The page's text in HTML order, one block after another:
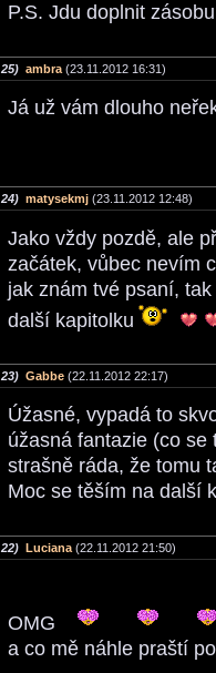
P.S. Jdu doplnit
25) ambra (23.11.2012 16:31)
Já už vám dlouho
24) matysekmj (23.11.2012 12:48)
Jako vždy pozdě, ale
začátek, vůbec nevím
jak znám tvé psaní,
další kapitolku
23) Gabbe (22.11.2012 22:17)
Úžasné, vypadá to
úžasná fantazie (co se
strašně ráda, že tomu
Moc se těším na další
22) Luciana (22.11.2012 21:50)
OMG
a co mě náhle praští